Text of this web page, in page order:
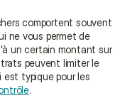
comportent souvent
des limites, telles qu'un plafond à vie, qui ne vous permet de
un certain montant sur
peuvent limiter le
est typique pour les
.